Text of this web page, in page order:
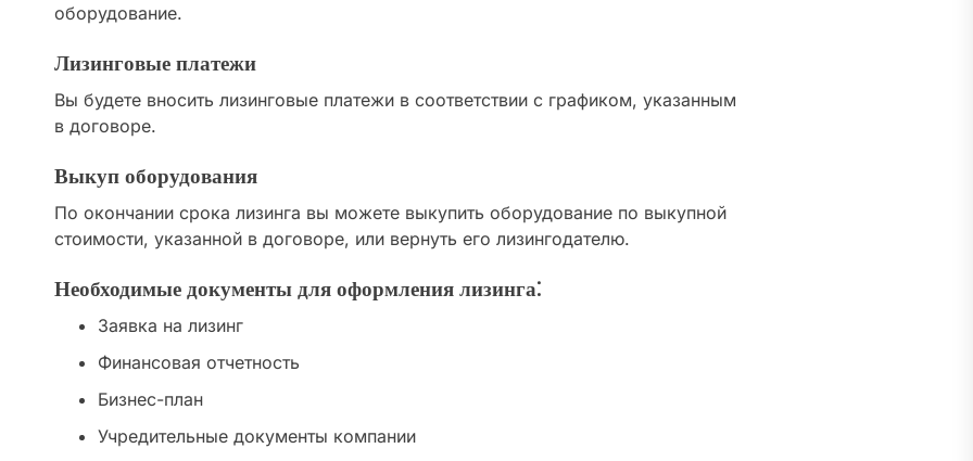
оборудование.
Лизинговые платежи
Вы будете вносить лизинговые платежи в соответствии с графиком, указанным
в договоре.
Выкуп оборудования
По окончании срока лизинга вы можете выкупить оборудование по выкупной
стоимости, указанной в договоре, или вернуть его лизингодателю.
Необходимые документы для оформления лизинга⁚
Заявка на лизинг
Финансовая отчетность
Бизнес-план
Учредительные документы компании